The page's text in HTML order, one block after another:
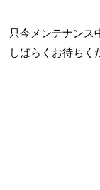
只今メンテナンス
しばらくお待ちく